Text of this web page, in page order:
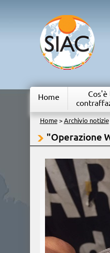
Home
Cos'è
Home> Archivio notizie
"Operazione